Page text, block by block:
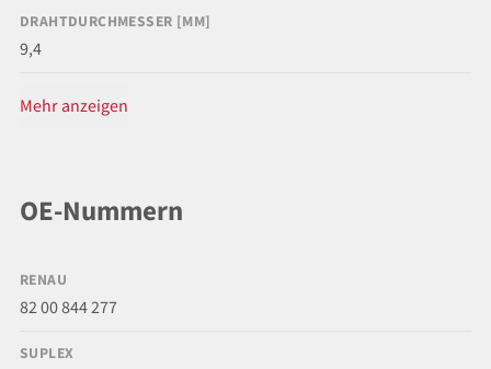
DRAHTDURCHMESSER [MM]
9,4
Mehr anzeigen
OE-Nummern
RENAU
82 00 844 277
SUPLEX